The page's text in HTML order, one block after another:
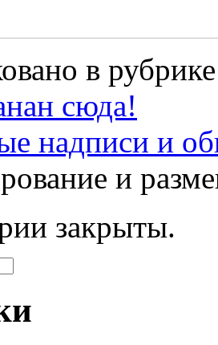
в
сюда!
надписи и
и
закрыты.